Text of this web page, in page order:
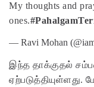
My thoughts and
ones.
— Ravi Mohan
இந்த தாக்குதல்
ஏற்படுத்தியுள்ளது.